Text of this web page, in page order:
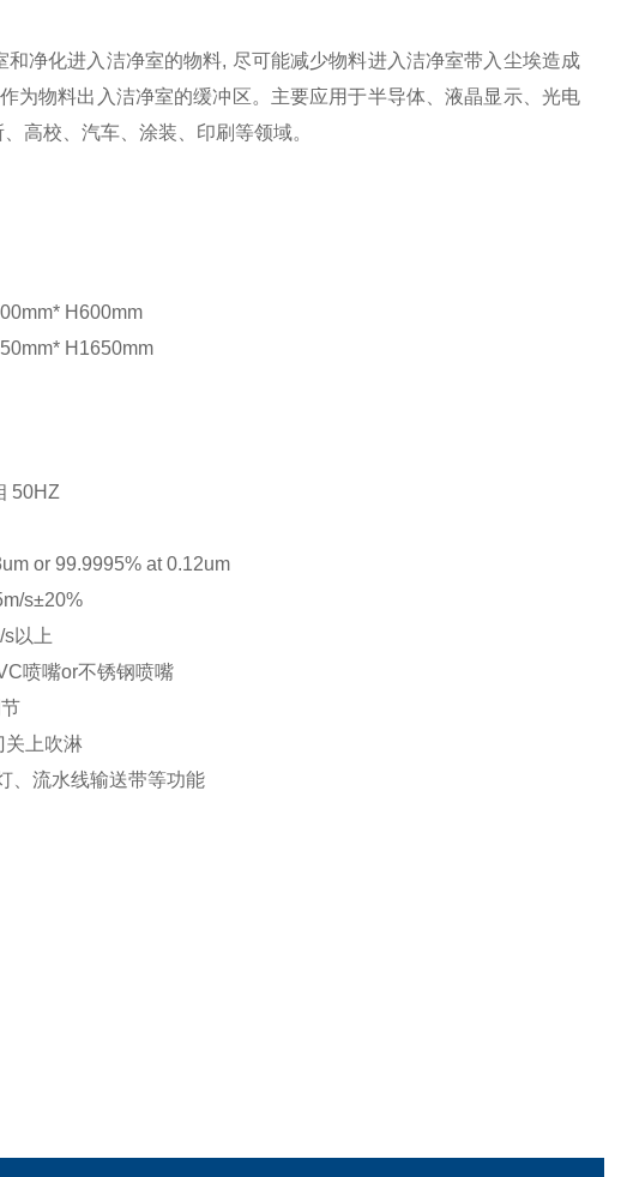
净化进入洁净室的物料, 尽可能减少物料进入洁净室带入尘埃造成
为物料出入洁净室的缓冲区。主要应用于半导体、液晶显示、光电
高校、汽车、涂装、印刷等领域。
H600mm
H1650mm
50HZ
or 99.9995% at 0.12um
s±20%
以上
喷嘴or不锈钢喷嘴
关上吹淋
、流水线输送带等功能